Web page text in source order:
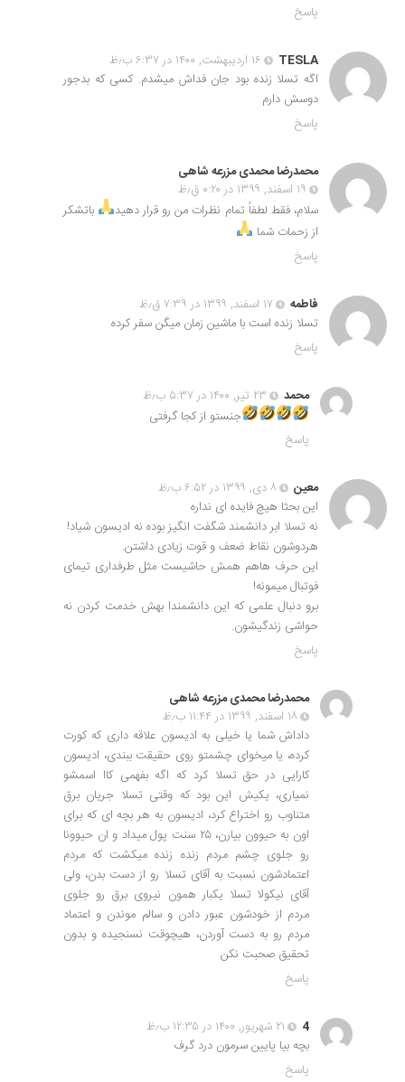
پاسخ
TESLA
۱۶ اردیبهشت, ۱۴۰۰ در ۶:۳۷ ب٫ظ
اگه تسلا زنده بود جان فداش میشدم. کسی که بدجور
دوسش دارم
پاسخ
محمدرضا محمدی مزرعه شاهی
۱۹ اسفند, ۱۳۹۹ در ۰:۲۰ ق٫ظ
سلام، فقط لطفاً تمام نظرات من رو قرار دهید
باتشکر
از زحمات شما
پاسخ
فاطمه
۱۷ اسفند, ۱۳۹۹ در ۷:۳۹ ق٫ظ
تسلا زنده است با ماشین زمان میگن سفر کرده
پاسخ
محمد
۲۳ تیر, ۱۴۰۰ در ۵:۳۷ ب٫ظ
جنستو از کجا گرفتی
پاسخ
معین
۸ دی, ۱۳۹۹ در ۶:۵۲ ب٫ظ
این بحثا هیچ فایده ای نداره
نه تسلا ابر دانشمند شگفت انگیز بوده نه ادیسون شیاد!
هردوشون نقاط ضعف و قوت زیادی داشتن.
این حرف هاهم همش حاشیست مثل طرفداری تیمای
فوتبال میمونه!
برو دنبال علمی که این دانشمندا بهش خدمت کردن نه
حواشی زندگیشون.
پاسخ
محمدرضا محمدی مزرعه شاهی
۱۸ اسفند, ۱۳۹۹ در ۱۱:۴۴ ب٫ظ
داداش شما یا خیلی به ادیسون علاقه داری که کورت
کرده، یا میخوای چشمتو روی حقیقت ببندی، ادیسون
کارایی در حق تسلا کرد که اگه بفهمی کاا اسمشو
نمیاری، یکیش این بود که وقتی تسلا جریان برق
متناوب رو اختراع کرد، ادیسون به هر بچه ای که برای
اون به حیوون بیارن، ۲۵ سنت پول میداد و ان حیوونا
رو جلوی چشم مردم زنده زنده میکشت که مردم
اعتمادشون نسبت به آقای تسلا رو از دست بدن، ولی
آقای نیکولا تسلا یکبار همون نیروی برق رو جلوی
مردم از خودشون عبور دادن و سالم موندن و اعتماد
مردم رو به دست آوردن، هیچوقت نسنجیده و بدون
تحقیق صحبت نکن
پاسخ
4
۲۱ شهریور, ۱۴۰۰ در ۱۲:۳۵ ب٫ظ
بچه بیا پایین سرمون درد گرف
پاسخ